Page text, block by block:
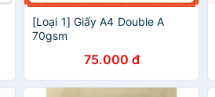
[Loại 1] Giấy A4 Double A
70gsm
75.000 đ